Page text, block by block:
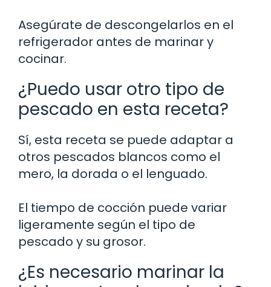
Asegúrate de descongelarlos en el
refrigerador antes de marinar y
cocinar.
¿Puedo usar otro tipo de
pescado en esta receta?
Sí, esta receta se puede adaptar a
otros pescados blancos como el
mero, la dorada o el lenguado.
El tiempo de cocción puede variar
ligeramente según el tipo de
pescado y su grosor.
¿Es necesario marinar la